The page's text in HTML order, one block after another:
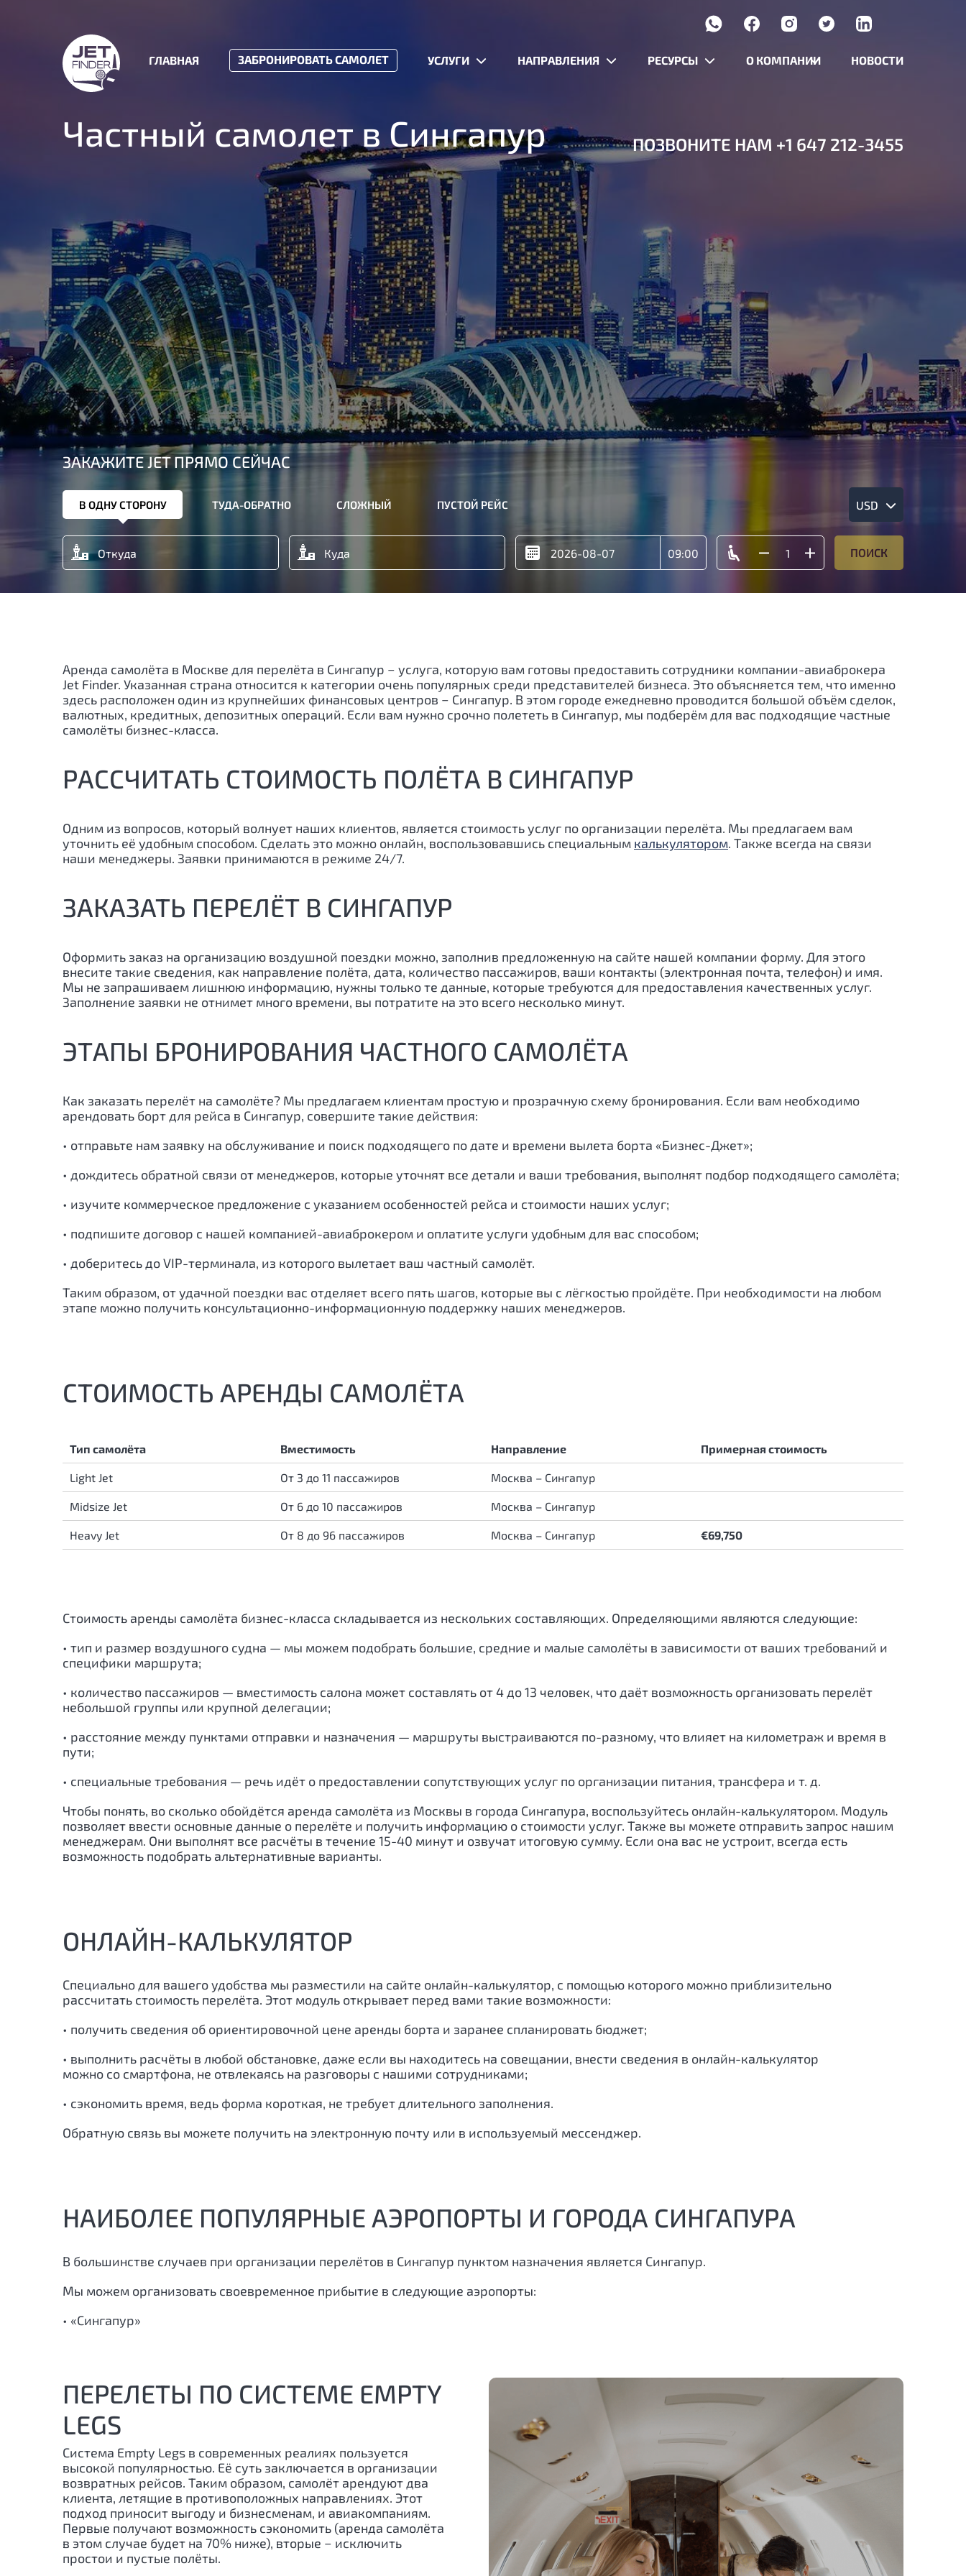
ГЛАВНАЯ ЗАБРОНИРОВАТЬ САМОЛЕТ УСЛУГИ НАПРАВЛЕНИЯ РЕСУРСЫ О КОМПАНИИ НОВОСТИ
Частный самолет в Сингапур ПОЗВОНИТЕ НАМ +1 647 212-3455
ЗАКАЖИТЕ JET ПРЯМО СЕЙЧАС
В ОДНУ СТОРОНУ ТУДА-ОБРАТНО СЛОЖНЫЙ ПУСТОЙ РЕЙС USD
ПОИСК
Аренда самолёта в Москве для перелёта в Сингапур − услуга, которую вам готовы предоставить сотрудники компании-авиаброкера
Jet Finder. Указанная страна относится к категории очень популярных среди представителей бизнеса. Это объясняется тем, что именно
здесь расположен один из крупнейших финансовых центров − Сингапур. В этом городе ежедневно проводится большой объём сделок,
валютных, кредитных, депозитных операций. Если вам нужно срочно полететь в Сингапур, мы подберём для вас подходящие частные
самолёты бизнес-класса.
РАССЧИТАТЬ СТОИМОСТЬ ПОЛЁТА В СИНГАПУР
Одним из вопросов, который волнует наших клиентов, является стоимость услуг по организации перелёта. Мы предлагаем вам
уточнить её удобным способом. Сделать это можно онлайн, воспользовавшись специальным калькулятором. Также всегда на связи
наши менеджеры. Заявки принимаются в режиме 24/7.
ЗАКАЗАТЬ ПЕРЕЛЁТ В СИНГАПУР
Оформить заказ на организацию воздушной поездки можно, заполнив предложенную на сайте нашей компании форму. Для этого
внесите такие сведения, как направление полёта, дата, количество пассажиров, ваши контакты (электронная почта, телефон) и имя.
Мы не запрашиваем лишнюю информацию, нужны только те данные, которые требуются для предоставления качественных услуг.
Заполнение заявки не отнимет много времени, вы потратите на это всего несколько минут.
ЭТАПЫ БРОНИРОВАНИЯ ЧАСТНОГО САМОЛЁТА
Как заказать перелёт на самолёте? Мы предлагаем клиентам простую и прозрачную схему бронирования. Если вам необходимо
арендовать борт для рейса в Сингапур, совершите такие действия:
• отправьте нам заявку на обслуживание и поиск подходящего по дате и времени вылета борта «Бизнес-Джет»;
• дождитесь обратной связи от менеджеров, которые уточнят все детали и ваши требования, выполнят подбор подходящего самолёта;
• изучите коммерческое предложение с указанием особенностей рейса и стоимости наших услуг;
• подпишите договор с нашей компанией-авиаброкером и оплатите услуги удобным для вас способом;
• доберитесь до VIP-терминала, из которого вылетает ваш частный самолёт.
Таким образом, от удачной поездки вас отделяет всего пять шагов, которые вы с лёгкостью пройдёте. При необходимости на любом
этапе можно получить консультационно-информационную поддержку наших менеджеров.
СТОИМОСТЬ АРЕНДЫ САМОЛЁТА
Тип самолёта Вместимость Направление Примерная стоимость
Light Jet От 3 до 11 пассажиров Москва – Сингапур
Midsize Jet От 6 до 10 пассажиров Москва – Сингапур
Heavy Jet От 8 до 96 пассажиров Москва – Сингапур €69,750
Стоимость аренды самолёта бизнес-класса складывается из нескольких составляющих. Определяющими являются следующие:
• тип и размер воздушного судна — мы можем подобрать большие, средние и малые самолёты в зависимости от ваших требований и
специфики маршрута;
• количество пассажиров — вместимость салона может составлять от 4 до 13 человек, что даёт возможность организовать перелёт
небольшой группы или крупной делегации;
• расстояние между пунктами отправки и назначения — маршруты выстраиваются по-разному, что влияет на километраж и время в
пути;
• специальные требования — речь идёт о предоставлении сопутствующих услуг по организации питания, трансфера и т. д.
Чтобы понять, во сколько обойдётся аренда самолёта из Москвы в города Сингапура, воспользуйтесь онлайн-калькулятором. Модуль
позволяет ввести основные данные о перелёте и получить информацию о стоимости услуг. Также вы можете отправить запрос нашим
менеджерам. Они выполнят все расчёты в течение 15-40 минут и озвучат итоговую сумму. Если она вас не устроит, всегда есть
возможность подобрать альтернативные варианты.
ОНЛАЙН-КАЛЬКУЛЯТОР
Специально для вашего удобства мы разместили на сайте онлайн-калькулятор, с помощью которого можно приблизительно
рассчитать стоимость перелёта. Этот модуль открывает перед вами такие возможности:
• получить сведения об ориентировочной цене аренды борта и заранее спланировать бюджет;
• выполнить расчёты в любой обстановке, даже если вы находитесь на совещании, внести сведения в онлайн-калькулятор
можно со смартфона, не отвлекаясь на разговоры с нашими сотрудниками;
• сэкономить время, ведь форма короткая, не требует длительного заполнения.
Обратную связь вы можете получить на электронную почту или в используемый мессенджер.
НАИБОЛЕЕ ПОПУЛЯРНЫЕ АЭРОПОРТЫ И ГОРОДА СИНГАПУРА
В большинстве случаев при организации перелётов в Сингапур пунктом назначения является Сингапур.
Мы можем организовать своевременное прибытие в следующие аэропорты:
• «Сингапур»
ПЕРЕЛЕТЫ ПО СИСТЕМЕ EMPTY
LEGS
Система Empty Legs в современных реалиях пользуется
высокой популярностью. Её суть заключается в организации
возвратных рейсов. Таким образом, самолёт арендуют два
клиента, летящие в противоположных направлениях. Этот
подход приносит выгоду и бизнесменам, и авиакомпаниям.
Первые получают возможность сэкономить (аренда самолёта
в этом случае будет на 70% ниже), вторые − исключить
простои и пустые полёты.